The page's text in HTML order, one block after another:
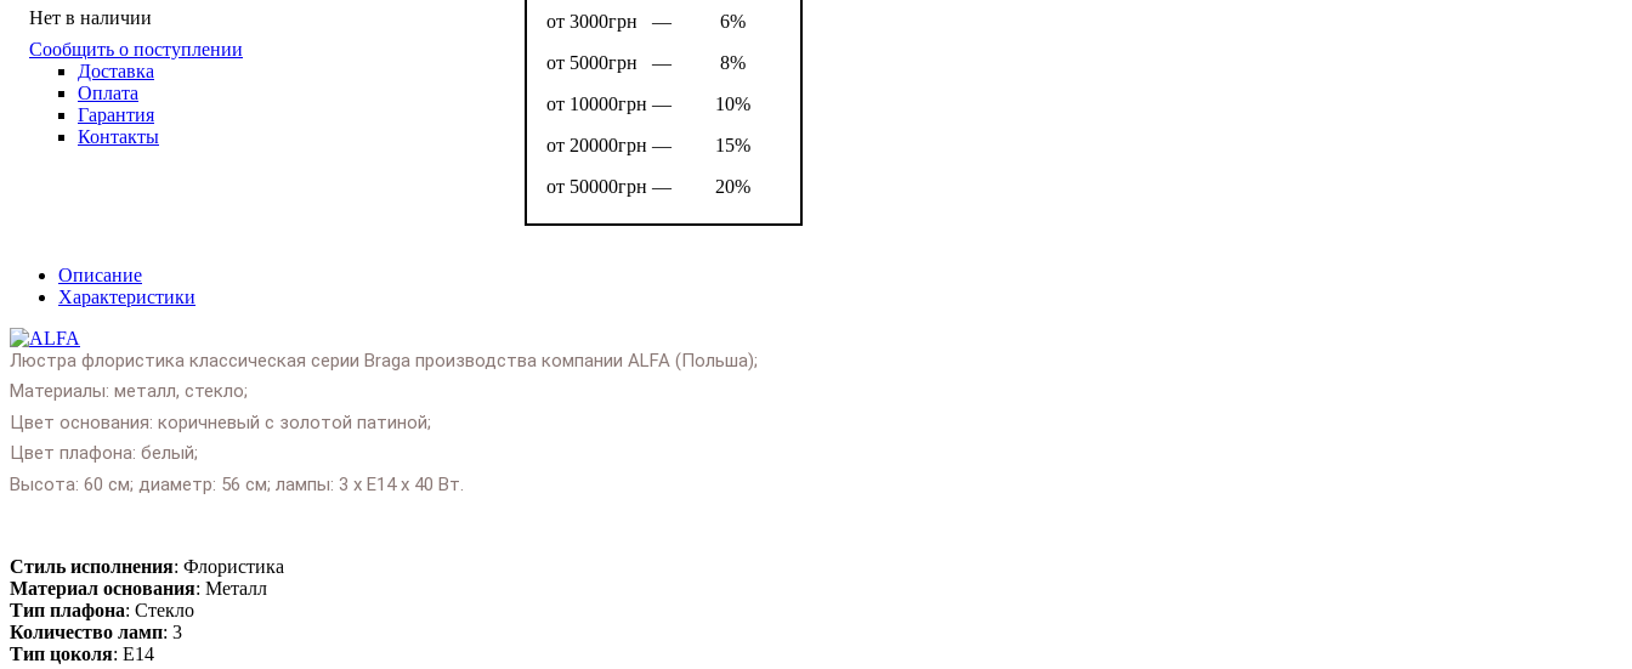
от 3000грн —
6%
от 5000грн —
8%
от 10000грн —
10%
от 20000грн —
15%
от 50000грн —
20%
Нет в наличии
Сообщить о поступлении
Доставка
Оплата
Гарантия
Контакты
Описание
Характеристики
Люстра флористика классическая серии Braga производства компании ALFA (Польша);
Материалы: металл, стекло;
Цвет основания: коричневый с золотой патиной;
Цвет плафона: белый;
Высота: 60 см; диаметр: 56 см; лампы: 3 х Е14 х 40 Вт.
Стиль исполнения: Флористика
Материал основания: Металл
Тип плафона: Стекло
Количество ламп: 3
Тип цоколя: E14